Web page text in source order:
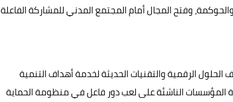
2019، الذي عزز مناخ الشفافية والحوكمة، وفتح المجال أمام المجتمع المدني للمشاركة الفاعلة
الرقمية والتقنيات الحديثة لخدمة أهداف التنمية
المؤسسات الناشئة على لعب دور فاعل في منظومة الحماية